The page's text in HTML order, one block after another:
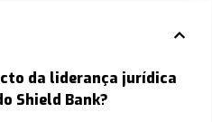
da liderança jurídica
Shield Bank?